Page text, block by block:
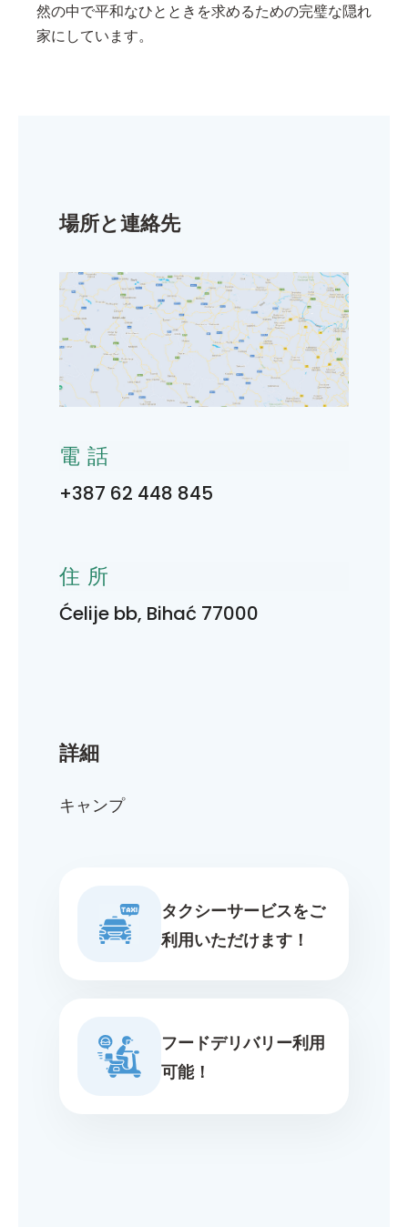
然の中で平和なひとときを求めるための完璧な隠れ
家にしています。
詳細
キャンプ
タクシーサービスをご
利用いただけます！
フードデリバリー利用
可能！
場所と連絡先
電話
+387 62 448 845
住所
Ćelije bb, Bihać 77000